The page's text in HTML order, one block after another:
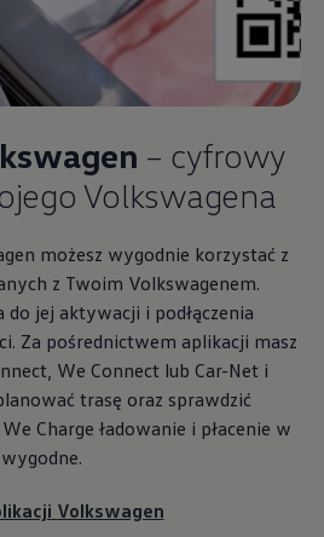
– cyfrowy
Volkswagena
możesz wygodnie korzystać z
z Twoim Volkswagenem.
do jej aktywacji i podłączenia
Za pośrednictwem aplikacji masz
We Connect lub Car-Net i
trasę oraz sprawdzić
Charge ładowanie i płacenie w
Volkswagen